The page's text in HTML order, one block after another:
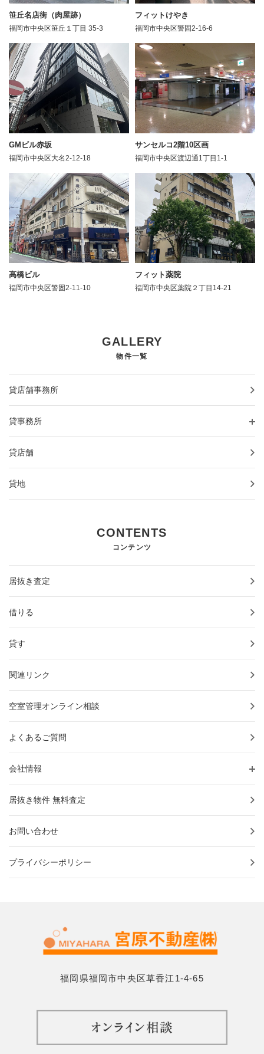
笹丘名店街（肉屋跡）
福岡市中央区笹丘１丁目 35-3
フィットけやき
福岡市中央区警固2-16-6
GMビル赤坂
福岡市中央区大名2-12-18
サンセルコ2階10区画
福岡市中央区渡辺通1丁目1-1
高橋ビル
福岡市中央区警固2-11-10
フィット薬院
福岡市中央区薬院２丁目14-21
GALLERY
物件一覧
貸店舗事務所
貸事務所
貸店舗
貸地
CONTENTS
コンテンツ
居抜き査定
借りる
貸す
関連リンク
空室管理オンライン相談
よくあるご質問
会社情報
居抜き物件 無料査定
お問い合わせ
プライバシーポリシー
福岡県福岡市中央区草香江1-4-65